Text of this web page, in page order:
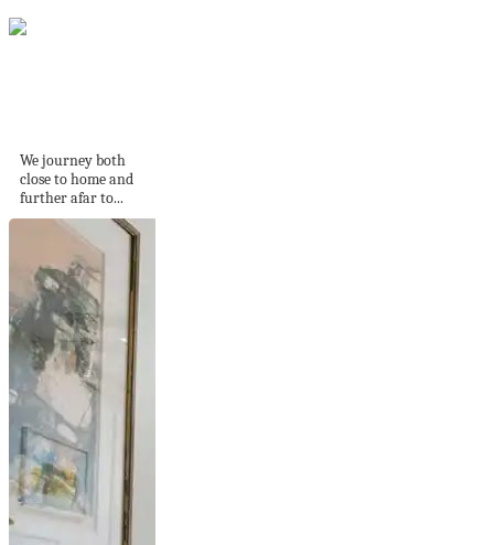
We journey both
close to home and
further afar to...